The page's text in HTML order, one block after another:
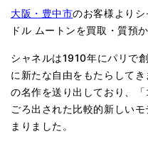
大阪・豊中市のお客様より
ドル ムートンを買取・質預
シャネルは1910年にパリで
に新たな自由をもたらして
の名作を送り出しており、
ごろ出された比較的新しい
まりました。